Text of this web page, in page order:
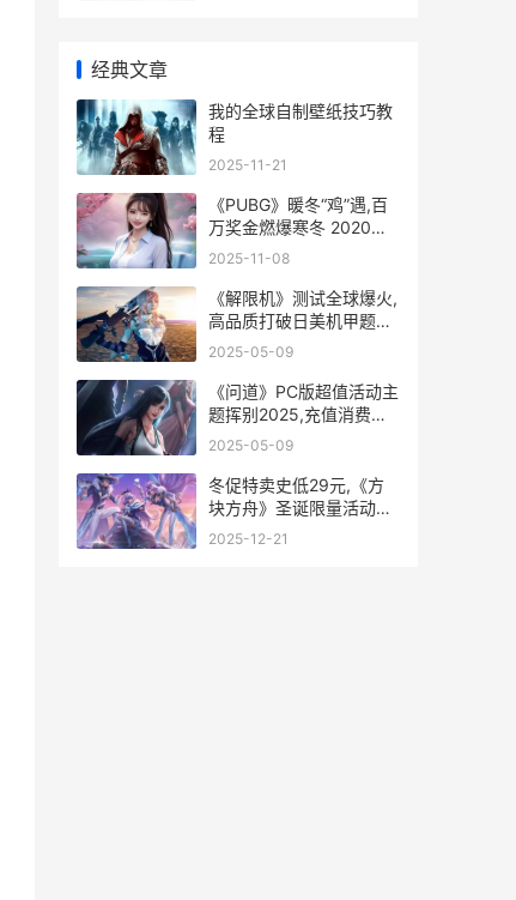
经典文章
我的全球自制壁纸技巧教
程
2025-11-21
《PUBG》暖冬“鸡”遇,百
万奖金燃爆寒冬 2020暖
冬
2025-11-08
《解限机》测试全球爆火,
高品质打破日美机甲题材
垄断 解线限制
2025-05-09
《问道》PC版超值活动主
题挥别2025,充值消费享
豪礼 问道电脑游戏
2025-05-09
冬促特卖史低29元,《方
块方舟》圣诞限量活动主
题暖心开始 steam冬促有
2025-12-21